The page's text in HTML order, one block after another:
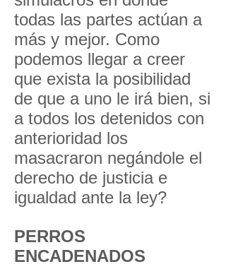
todas las partes actúan a
más y mejor. Como
podemos llegar a creer
que exista la posibilidad
de que a uno le irá bien, si
a todos los detenidos con
anterioridad los
masacraron negándole el
derecho de justicia e
igualdad ante la ley?
PERROS
ENCADENADOS